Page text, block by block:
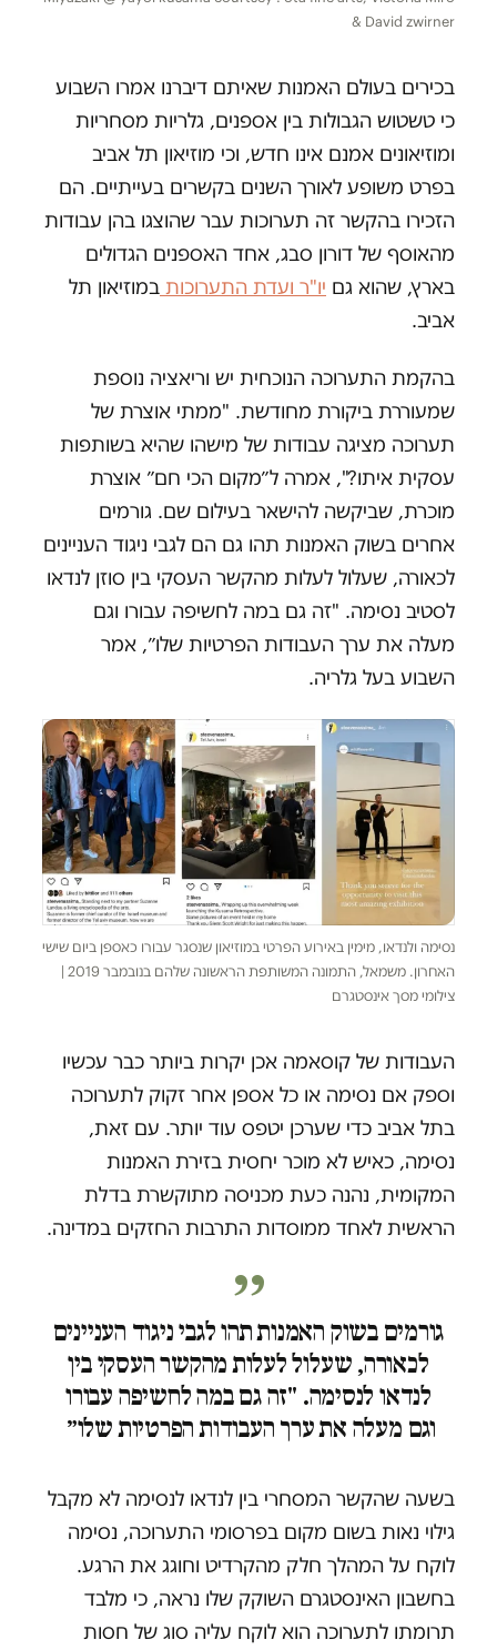
& David zwirner
בכירים בעולם האמנות שאיתם דיברנו אמרו השבוע
כי טשטוש הגבולות בין אספנים, גלריות מסחריות
ומוזיאונים אמנם אינו חדש, וכי מוזיאון תל אביב
בפרט משופע לאורך השנים בקשרים בעייתיים. הם
הזכירו בהקשר זה תערוכות עבר שהוצגו בהן עבודות
מהאוסף של דורון סבג, אחד האספנים הגדולים
בארץ, שהוא גם יו"ר ועדת התערוכות במוזיאון תל
אביב.
בהקמת התערוכה הנוכחית יש וריאציה נוספת
שמעוררת ביקורת מחודשת. "ממתי אוצרת של
תערוכה מציגה עבודות של מישהו שהיא בשותפות
עסקית איתו?", אמרה ל״מקום הכי חם״ אוצרת
מוכרת, שביקשה להישאר בעילום שם. גורמים
אחרים בשוק האמנות תהו גם הם לגבי ניגוד העניינים
לכאורה, שעלול לעלות מהקשר העסקי בין סוזן לנדאו
לסטיב נסימה. "זה גם במה לחשיפה עבורו וגם
מעלה את ערך העבודות הפרטיות שלו״, אמר
השבוע בעל גלריה.
נסימה ולנדאו, מימין באירוע הפרטי במוזיאון שנסגר עבורו כאספן ביום שישי
האחרון. משמאל, התמונה המשותפת הראשונה שלהם בנובמבר 2019 |
צילומי מסך אינסטגרם
העבודות של קוסאמה אכן יקרות ביותר כבר עכשיו
וספק אם נסימה או כל אספן אחר זקוק לתערוכה
בתל אביב כדי שערכן יטפס עוד יותר. עם זאת,
נסימה, כאיש לא מוכר יחסית בזירת האמנות
המקומית, נהנה כעת מכניסה מתוקשרת בדלת
הראשית לאחד ממוסדות התרבות החזקים במדינה.
גורמים בשוק האמנות תהו לגבי ניגוד העניינים
לכאורה, שעלול לעלות מהקשר העסקי בין
לנדאו לנסימה. "זה גם במה לחשיפה עבורו
וגם מעלה את ערך העבודות הפרטיות שלו״
בשעה שהקשר המסחרי בין לנדאו לנסימה לא מקבל
גילוי נאות בשום מקום בפרסומי התערוכה, נסימה
לוקח על המהלך חלק מהקרדיט וחוגג את הרגע.
בחשבון האינסטגרם השוקק שלו נראה, כי מלבד
תרומתו לתערוכה הוא לוקח עליה סוג של חסות